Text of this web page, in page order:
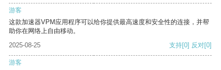
游客
这款加速器VPM应用程序可以给你提供最高速度和安全性的连接，并帮
助你在网络上自由移动。
2025-08-25
支持[0] 反对[0]
游客